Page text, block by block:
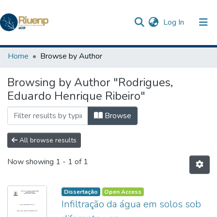
Log In (current)
Communities & Collections
Home Browse by Author
Browsing by Author "Rodrigues,
Eduardo Henrique Ribeiro"
Browse
All browse results
Now showing 1 - 1 of 1
Dissertação Open Access
Infiltração da água em solos sob